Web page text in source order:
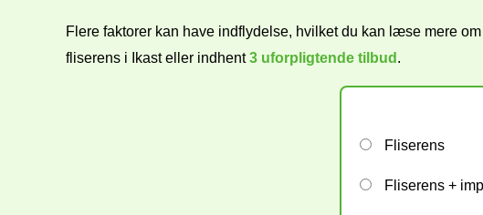
Flere faktorer kan have indflydelse, hvilket du kan læse mere
fliserens i
Ikast eller indhent3 uforpligtende tilbud .
Fliserens
Fliserens +